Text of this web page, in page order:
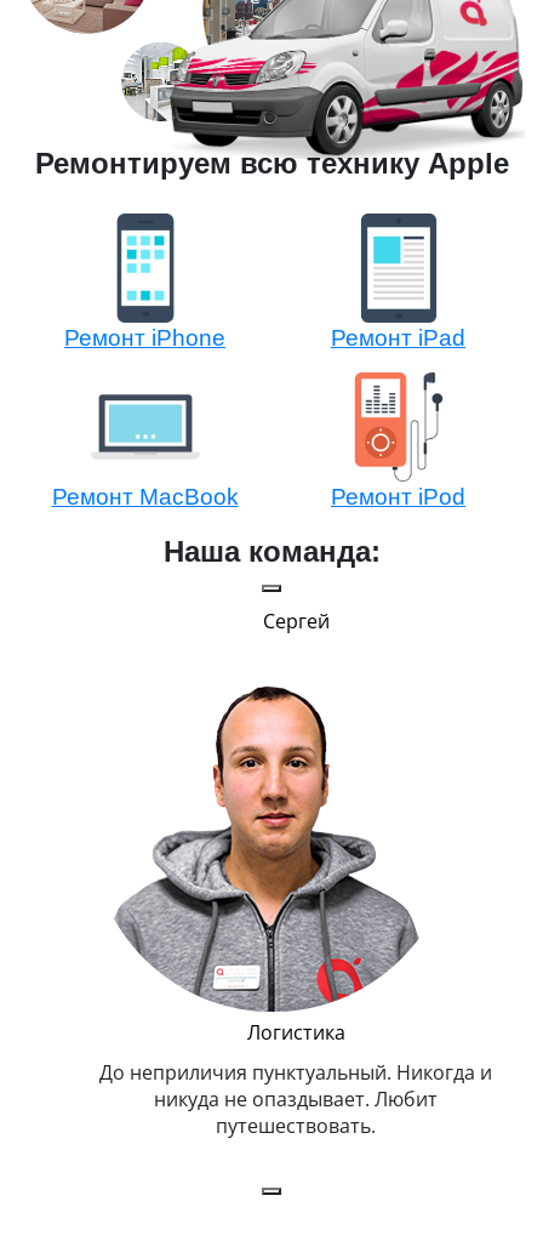
Ремонтируем всю технику Apple
Ремонт iPhone Ремонт iPad
Ремонт MacBook Ремонт iPod
Наша команда:
Сергей
Логистика
До неприличия пунктуальный. Никогда и
никуда не опаздывает. Любит
путешествовать.